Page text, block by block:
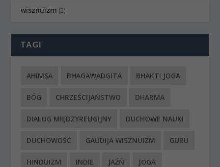
wisznuizm (2)
TAGI
AHIMSA BHAGAWADGITA BHAKTI JOGA
BÓG CHRZEŚCIJAŃSTWO DHARMA
DIALOG MIĘDZYRELIGIJNY DUCHOWE NAUKI
DUCHOWOŚĆ GAUDIJA WISZNUIZM GURU
HINDUIZM INDIE JAŹŃ JOGA